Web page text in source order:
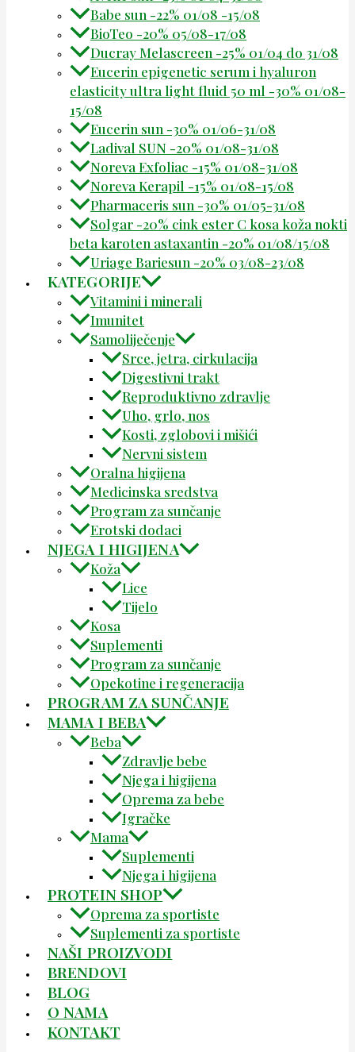
Babe sun -22% 01/08 -15/08
BioTeo -20% 05/08-17/08
Ducray Melascreen -25% 01/04 do 31/08
Eucerin epigenetic serum i hyaluron
elasticity ultra light fluid 50 ml -30% 01/08-
15/08
Eucerin sun -30% 01/06-31/08
Ladival SUN -20% 01/08-31/08
Noreva Exfoliac -15% 01/08-31/08
Noreva Kerapil -15% 01/08-15/08
Pharmaceris sun -30% 01/05-31/08
Solgar -20% cink ester C kosa koža nokti
beta karoten astaxantin -20% 01/08/15/08
Uriage Bariesun -20% 03/08-23/08
KATEGORIJE
Vitamini i minerali
Imunitet
Samoliječenje
Srce, jetra, cirkulacija
Digestivni trakt
Reproduktivno zdravlje
Uho, grlo, nos
Kosti, zglobovi i mišići
Nervni sistem
Oralna higijena
Medicinska sredstva
Program za sunčanje
Erotski dodaci
NJEGA I HIGIJENA
Koža
Lice
Tijelo
Kosa
Suplementi
Program za sunčanje
Opekotine i regeneracija
PROGRAM ZA SUNČANJE
MAMA I BEBA
Beba
Zdravlje bebe
Njega i higijena
Oprema za bebe
Igračke
Mama
Suplementi
Njega i higijena
PROTEIN SHOP
Oprema za sportiste
Suplementi za sportiste
NAŠI PROIZVODI
BRENDOVI
BLOG
O NAMA
KONTAKT